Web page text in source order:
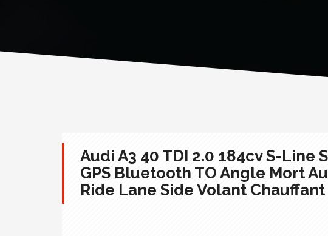
Audi A3 40 TDI 2.0 184cv S-Line
GPS Bluetooth TO Angle Mort
Ride Lane Side Volant Chauffant